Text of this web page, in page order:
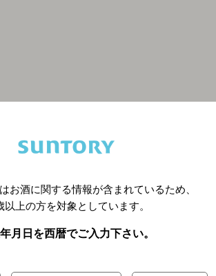
関連ページ
お酒に関する情報が含まれているため、
以上の方を対象としています。
月日を西暦でご入力下さい。